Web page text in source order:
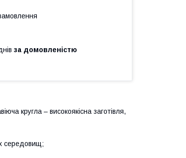
за домовленістю
кругла – високоякісна заготівля,
середовищ;